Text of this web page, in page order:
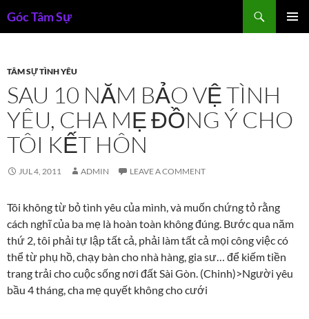
toGóc Tâm Sự
TÂM SỰ TÌNH YÊU
SAU 10 NĂM BẢO VỆ TÌNH
YÊU, CHA MẸ ĐỒNG Ý CHO
TÔI KẾT HÔN
JUL 4, 2011 ADMIN LEAVE A COMMENT
Tôi không từ bỏ tình yêu của mình, và muốn chứng tỏ rằng
cách nghĩ của ba mẹ là hoàn toàn không đúng. Bước qua năm
thứ 2, tôi phải tự lập tất cả, phải làm tất cả mọi công việc có
thể từ phụ hồ, chạy bàn cho nhà hàng, gia sư… để kiếm tiền
trang trải cho cuộc sống nơi đất Sài Gòn. (Chinh)>Người yêu
bầu 4 tháng, cha mẹ quyết không cho cưới